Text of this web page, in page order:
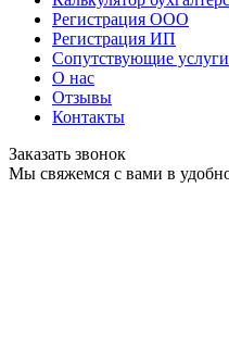
Регистрация ООО
Регистрация ИП
Сопутствующие услуги
О нас
Отзывы
Контакты
Заказать звонок
Мы свяжемся с вами в